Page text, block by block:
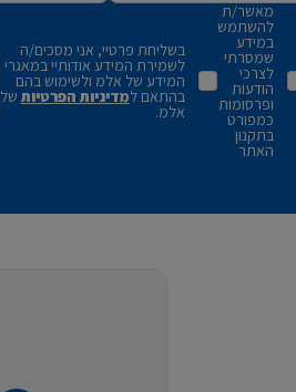
מאשר/ת
להשתמש
במידע
שמסרתי
לצרכי
הודעות
ופרסומות
כמפורט
בתקנון
האתר
בשליחת פרטיי, אני מסכים/ה
לשמירת המידע אודותיי במאגרי
המידע של אלמ ולשימוש בהם
בהתאם למדיניות הפרטיות של
אלמ.